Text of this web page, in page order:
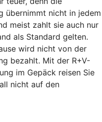
übernimmt nicht in jedem
meist zahlt sie auch nur
als Standard gelten.
wird nicht von der
bezahlt. Mit der R+V-
im Gepäck reisen Sie
nicht auf den